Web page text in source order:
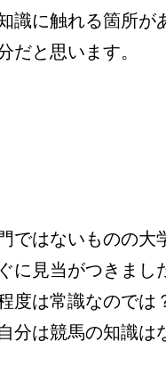
識に触れる箇所が
だと思います。
ではないものの大
に見当がつきまし
度は常識なのでは
分は競馬の知識は